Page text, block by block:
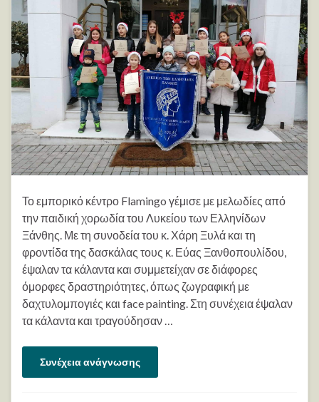
Το εμπορικό κέντρο Flamingo γέμισε με μελωδίες από
την παιδική χορωδία του Λυκείου των Ελληνίδων
Ξάνθης. Με τη συνοδεία του κ. Χάρη Ξυλά και τη
φροντίδα της δασκάλας τους κ. Εύας Ξανθοπουλίδου,
έψαλαν τα κάλαντα και συμμετείχαν σε διάφορες
όμορφες δραστηριότητες, όπως ζωγραφική με
δαχτυλομπογιές και face painting. Στη συνέχεια έψαλαν
τα κάλαντα και τραγούδησαν …
Συνέχεια ανάγνωσης